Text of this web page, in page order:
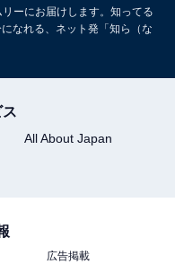
ーにお届けします。知ってる
なれる、ネット発「知ら（な
All About Japan
広告掲載